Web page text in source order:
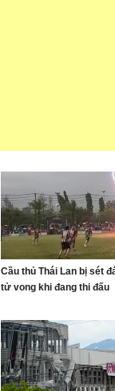
Cầu thủ Thái Lan bị sét
tử vong khi đang thi đấu